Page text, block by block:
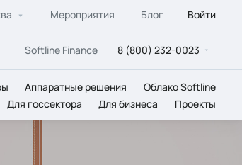
Мероприятия Блог Войти
Softline Finance 8 (800) 232-0023
Аппаратные решения
Облако Softline
Для госсектора Для бизнеса Проекты